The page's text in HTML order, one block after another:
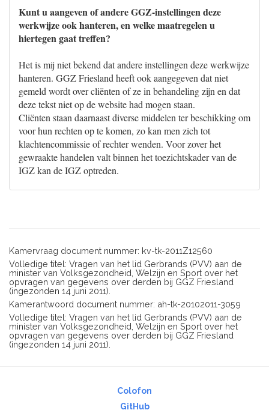
Kunt u aangeven of andere GGZ-instellingen deze
werkwijze ook hanteren, en welke maatregelen u
hiertegen gaat treffen?
Het is mij niet bekend dat andere instellingen deze werkwijze
hanteren. GGZ Friesland heeft ook aangegeven dat niet
gemeld wordt over cliënten of ze in behandeling zijn en dat
deze tekst niet op de website had mogen staan.
Cliënten staan daarnaast diverse middelen ter beschikking om
voor hun rechten op te komen, zo kan men zich tot
klachtencommissie of rechter wenden. Voor zover het
gewraakte handelen valt binnen het toezichtskader van de
IGZ kan de IGZ optreden.
Kamervraag document nummer: kv-tk-2011Z12560
Volledige titel: Vragen van het lid Gerbrands (PVV) aan de
minister van Volksgezondheid, Welzijn en Sport over het
opvragen van gegevens over derden bij GGZ Friesland
(ingezonden 14 juni 2011).
Kamerantwoord document nummer: ah-tk-20102011-3059
Volledige titel: Vragen van het lid Gerbrands (PVV) aan de
minister van Volksgezondheid, Welzijn en Sport over het
opvragen van gegevens over derden bij GGZ Friesland
(ingezonden 14 juni 2011).
Colofon
GitHub